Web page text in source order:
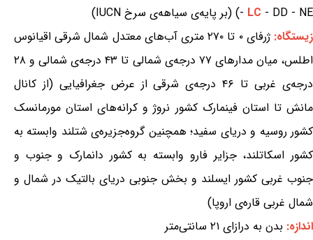
- LC - DD - NE) (بر پایه‌ی سیاهه‌ی سرخ IUCN)
زیستگاه:
ژرفای ۰ تا ۲۷۰ متری آب‌های معتدل شمال شرقی اقیانوس
اطلس، میان مدارهای ۷۷ درجه‌ی شمالی تا ۴۳ درجه‌ی شمالی و ۲۸
درجه‌ی غربی تا ۴۶ درجه‌ی شرقی از عرض جغرافیایی (از کانال
مانش تا استان فینمارک کشور نروژ و کرانه‌های استان مورمانسک
کشور روسیه و دریای سفید؛ همچنین گروه‌جزیره‌ی شتلند وابسته به
کشور اسکاتلند، جزایر فارو وابسته به کشور دانمارک و جنوب و
جنوب غربی کشور ایسلند و بخش جنوبی دریای بالتیک در شمال و
شمال غربی قاره‌ی اروپا)
اندازه: بدن به درازای ۲۱ سانتی‌متر